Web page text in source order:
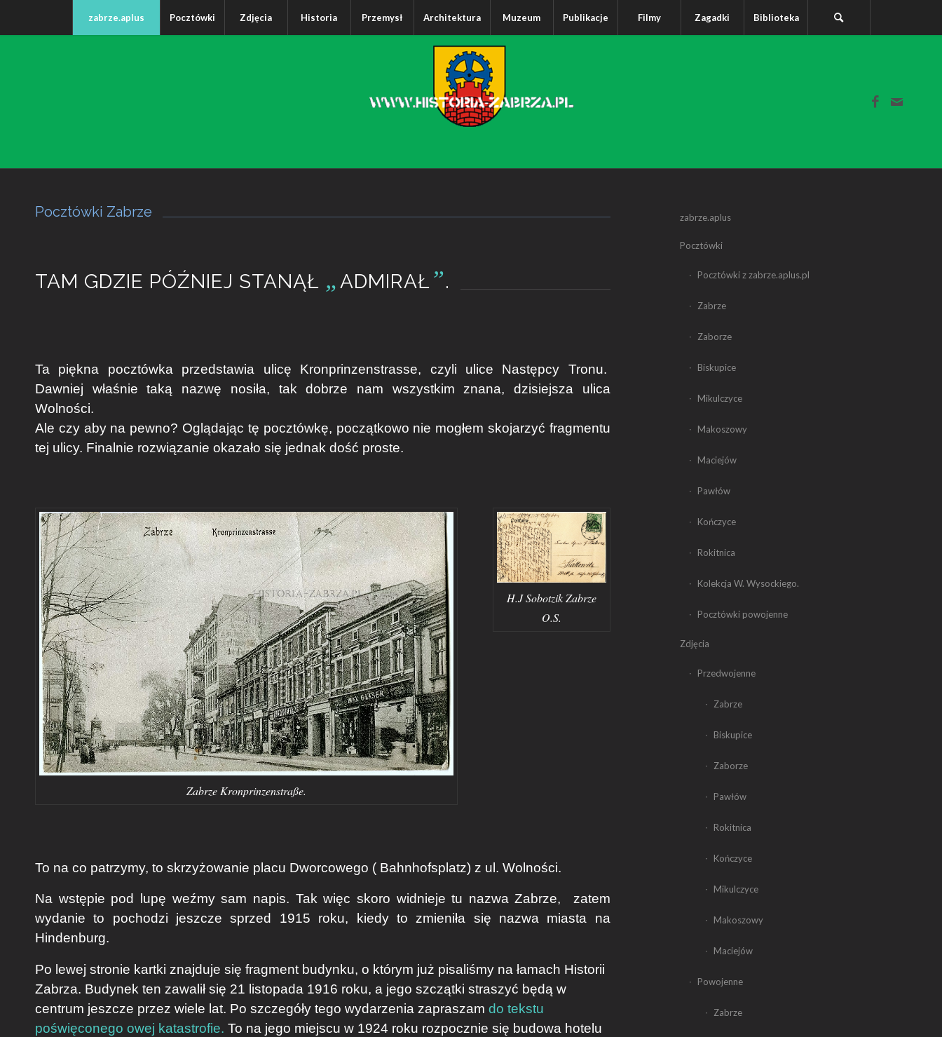
zabrze.aplus Pocztówki Zdjęcia Historia Przemysł Architektura Muzeum Publikacje Filmy Zagadki Biblioteka
Pocztówki Zabrze
TAM GDZIE PÓŹNIEJ STANĄŁ „ADMIRAŁ”.
Ta piękna pocztówka przedstawia ulicę Kronprinzenstrasse, czyli ulice Następcy Tronu.
Dawniej właśnie taką nazwę nosiła, tak dobrze nam wszystkim znana, dzisiejsza ulica
Wolności.
Ale czy aby na pewno? Oglądając tę pocztówkę, początkowo nie mogłem skojarzyć fragmentu
tej ulicy. Finalnie rozwiązanie okazało się jednak dość proste.
Zabrze Kronprinzenstraße.
H.J Sobotzik Zabrze
O.S.
To na co patrzymy, to skrzyżowanie placu Dworcowego ( Bahnhofsplatz) z ul. Wolności.
Na wstępie pod lupę weźmy sam napis. Tak więc skoro widnieje tu nazwa Zabrze, zatem
wydanie to pochodzi jeszcze sprzed 1915 roku, kiedy to zmieniła się nazwa miasta na
Hindenburg.
Po lewej stronie kartki znajduje się fragment budynku, o którym już pisaliśmy na łamach Historii
Zabrza. Budynek ten zawalił się 21 listopada 1916 roku, a jego szczątki straszyć będą w
centrum jeszcze przez wiele lat. Po szczegóły tego wydarzenia zapraszam do tekstu
poświęconego owej katastrofie. To na jego miejscu w 1924 roku rozpocznie się budowa hotelu
zabrze.aplus
Pocztówki
Pocztówki z zabrze.aplus.pl
Zabrze
Zaborze
Biskupice
Mikulczyce
Makoszowy
Maciejów
Pawłów
Kończyce
Rokitnica
Kolekcja W. Wysockiego.
Pocztówki powojenne
Zdjęcia
Przedwojenne
Zabrze
Biskupice
Zaborze
Pawłów
Rokitnica
Kończyce
Mikulczyce
Makoszowy
Maciejów
Powojenne
Zabrze